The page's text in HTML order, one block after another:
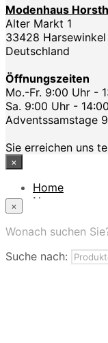
Modenhaus
Alter Markt 1
33428 Harsewinkel
Deutschland
Öffnungszeiten
Mo.-Fr. 9:00 Uhr -
Sa. 9:00 Uhr -
Adventssamstage
Sie erreichen uns
×
Home
News
App
×
Wonach suchen
Suche nach: